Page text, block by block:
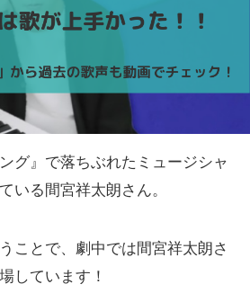
グ』で落ちぶれたミュージシャ
いる間宮祥太朗さん。
ことで、劇中では間宮祥太朗さ
しています！